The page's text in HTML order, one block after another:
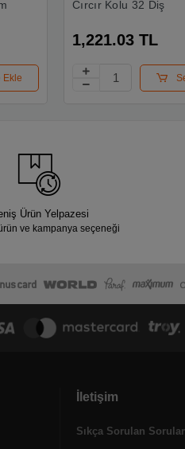
Ekle
Cırcır Kolu 32 Diş
1,221.03 TL
Ürün Yelpazesi
ve kampanya seçeneği
İletişim
Sıkça Sorulan Sorular